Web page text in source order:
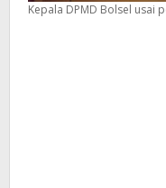
Kepala DPMD Bolsel usai